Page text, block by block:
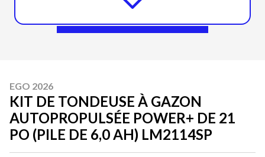
EGO 2026
KIT DE TONDEUSE À GAZON
AUTOPROPULSÉE POWER+ DE 21
PO (PILE DE 6,0 AH) LM2114SP